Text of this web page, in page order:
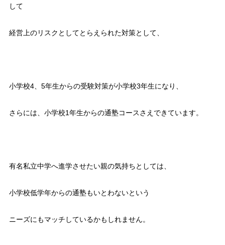
して
経営上のリスクとしてとらえられた対策として、
小学校4、5年生からの受験対策が小学校3年生になり、
さらには、小学校1年生からの通塾コースさえできています。
有名私立中学へ進学させたい親の気持ちとしては、
小学校低学年からの通塾もいとわないという
ニーズにもマッチしているかもしれません。